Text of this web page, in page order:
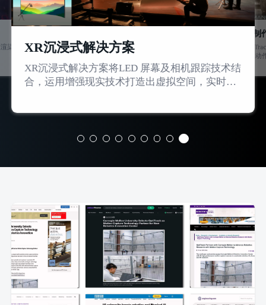
染、呈XR沉浸式解决方案
XR沉浸式解决方案将LED 屏幕及相机跟踪技术结
合，运用增强现实技术打造出虚拟空间，实时生
游戏制
以
LYDIA动
作解决方